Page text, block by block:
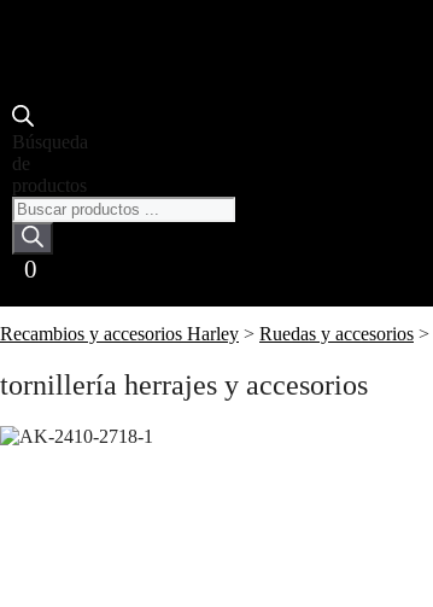
Recambios y accesorios Harley > Ruedas y accesorios >
Búsqueda
de
productos
0
tornillería herrajes y accesorios